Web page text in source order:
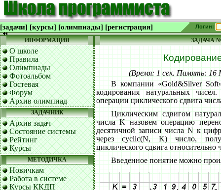
[задачи] [курсы] [олимпиады] [регистрация] Логин:
ИНФОРМАЦИЯ
О школе
Правила
Олимпиады
Фотоальбом
Гостевая
Форум
Архив олимпиад
ЗАДАЧНИК
Архив задач
Состояние системы
Рейтинг
Курсы
МЕТОДИЧКА
Новичкам
Работа в системе
Курсы ККДП
ЗАДАЧА
(Время: 1 сек. Память:
В компании «Gold&Silver
кодирования натуральных
операции циклического сдвига
Циклическим сдвигом
числа K назовем операцию
десятичной записи числа N к
через cyclic(N, K) число,
циклического сдвига относительно
Введенное понятие можно